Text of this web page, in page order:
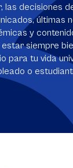
las decisiones
últimas
y
siempre
para tu vida
o